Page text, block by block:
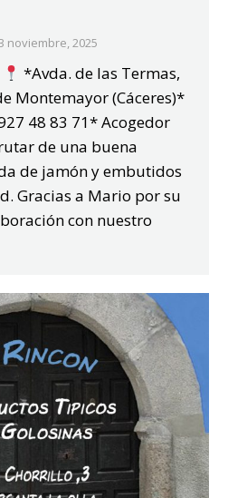
noviembre, 2025
*Avda. de las Termas,
Montemayor (Cáceres)*
48 83 71* Acogedor
de una buena
de jamón y embutidos
Gracias a Mario por su
con nuestro